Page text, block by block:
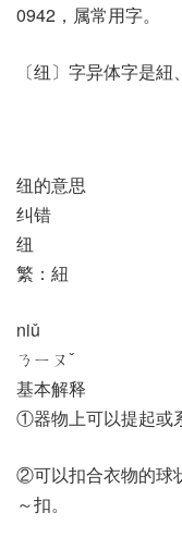
0942，属常用字。
〔纽〕字异体字是紐
纽的意思
纠错
纽
繁：紐
niǔ
ㄋㄧㄡˇ
基本解释
①器物上可以提起或
②可以扣合衣物的球
～扣。